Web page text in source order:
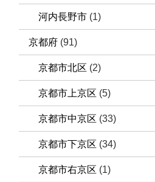
河内長野市 (1)
京都府 (91)
京都市北区 (2)
京都市上京区 (5)
京都市中京区 (33)
京都市下京区 (34)
京都市右京区 (1)